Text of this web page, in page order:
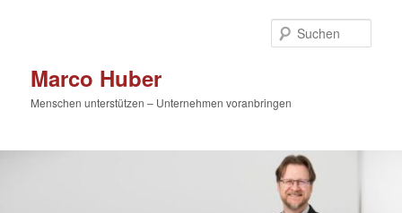
Marco Huber
Menschen unterstützen – Unternehmen voranbringen